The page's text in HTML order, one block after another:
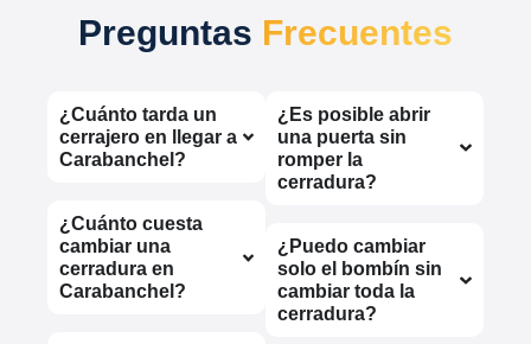
Preguntas Frecuentes
¿Cuánto tarda un
cerrajero en llegar a
Carabanchel?
¿Cuánto cuesta
cambiar una
cerradura en
Carabanchel?
¿Es posible abrir
una puerta sin
romper la
cerradura?
¿Puedo cambiar
solo el bombín sin
cambiar toda la
cerradura?